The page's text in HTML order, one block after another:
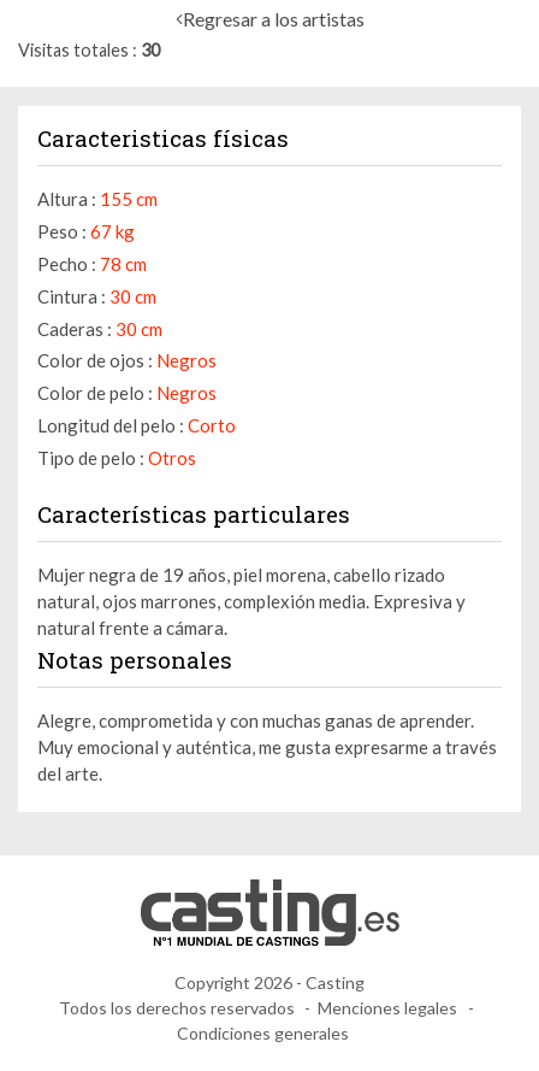
Regresar a los artistas
Visitas totales 30
Caracteristicas físicas
Altura : 155 cm
Peso : 67 kg
Pecho : 78 cm
Cintura : 30 cm
Caderas : 30 cm
Color de ojos : Negros
Color de pelo : Negros
Longitud del pelo : Corto
Tipo de pelo : Otros
Características particulares
Mujer negra de 19 años, piel morena, cabello rizado
natural, ojos marrones, complexión media. Expresiva y
natural frente a cámara.
Notas personales
Alegre, comprometida y con muchas ganas de aprender.
Muy emocional y auténtica, me gusta expresarme a través
del arte.
Copyright 2026 - Casting
Todos los derechos reservados
Menciones legales
Condiciones generales